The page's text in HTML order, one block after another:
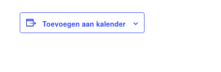
Toevoegen aan kalender